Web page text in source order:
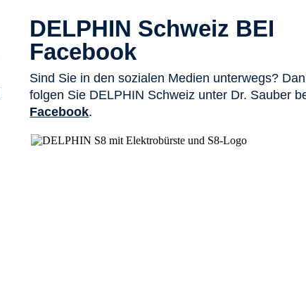
DELPHIN Schweiz BEI
Facebook
Sind Sie in den sozialen Medien unterwegs?
folgen Sie DELPHIN Schweiz unter Dr. Sauber
Facebook.